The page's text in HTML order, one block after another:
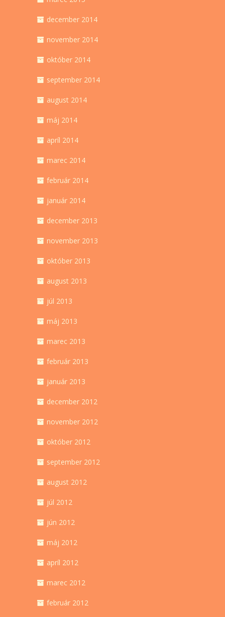
december 2014
november 2014
október 2014
september 2014
august 2014
máj 2014
apríl 2014
marec 2014
február 2014
január 2014
december 2013
november 2013
október 2013
august 2013
júl 2013
máj 2013
marec 2013
február 2013
január 2013
december 2012
november 2012
október 2012
september 2012
august 2012
júl 2012
jún 2012
máj 2012
apríl 2012
marec 2012
február 2012